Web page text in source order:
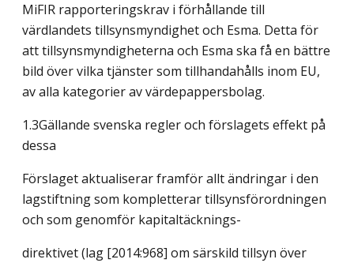
MiFIR rapporteringskrav i förhållande till
värdlandets tillsynsmyndighet och Esma. Detta för
att tillsynsmyndigheterna och Esma ska få en bättre
bild över vilka tjänster som tillhandahålls inom EU,
av alla kategorier av värdepappersbolag.
1.3Gällande svenska regler och förslagets effekt på
dessa
Förslaget aktualiserar framför allt ändringar i den
lagstiftning som kompletterar tillsynsförordningen
och som genomför kapitaltäcknings-
direktivet (lag [2014:968] om särskild tillsyn över